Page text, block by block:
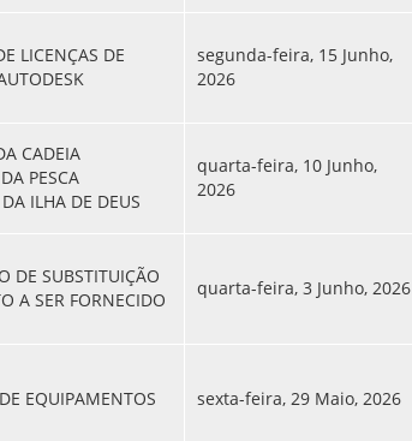
LICENÇAS DE
segunda-feira, 15 Junho,
2026
CADEIA
PESCA
ILHA DE DEUS
quarta-feira, 10 Junho,
2026
DE SUBSTITUIÇÃO
A SER FORNECIDO
quarta-feira, 3 Junho, 2026
EQUIPAMENTOS sexta-feira, 29 Maio, 2026